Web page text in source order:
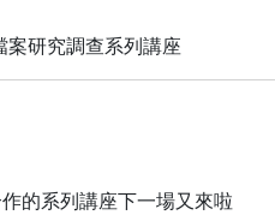
研究調查系列講座
的系列講座下一場又來啦